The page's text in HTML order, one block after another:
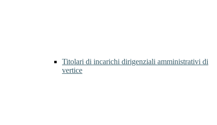
Titolari di incarichi dirigenziali amministrativi di
vertice